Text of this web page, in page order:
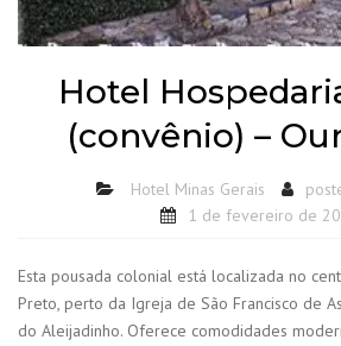
Hotel
(convênio) –
Hotel Minas Gerais
1 de fevereiro de
Esta pousada colonial está localizada no
Preto, perto da Igreja de São Francisco de
do Aleijadinho. Oferece comodidades